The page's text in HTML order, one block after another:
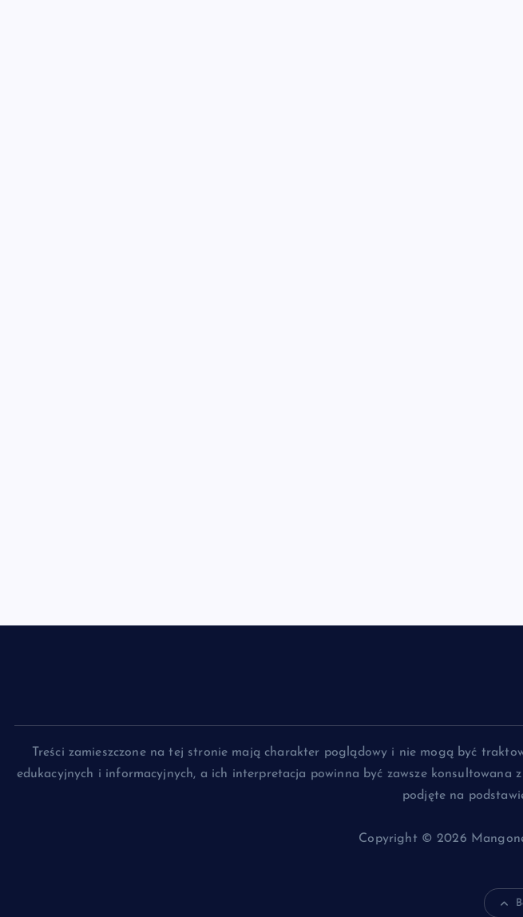
Treści zamieszczone na tej stronie mają charakter poglądowy i nie mogą być
edukacyjnych i informacyjnych, a ich interpretacja powinna być zawsze konsultowana
podjęte na
Copyright © 2026